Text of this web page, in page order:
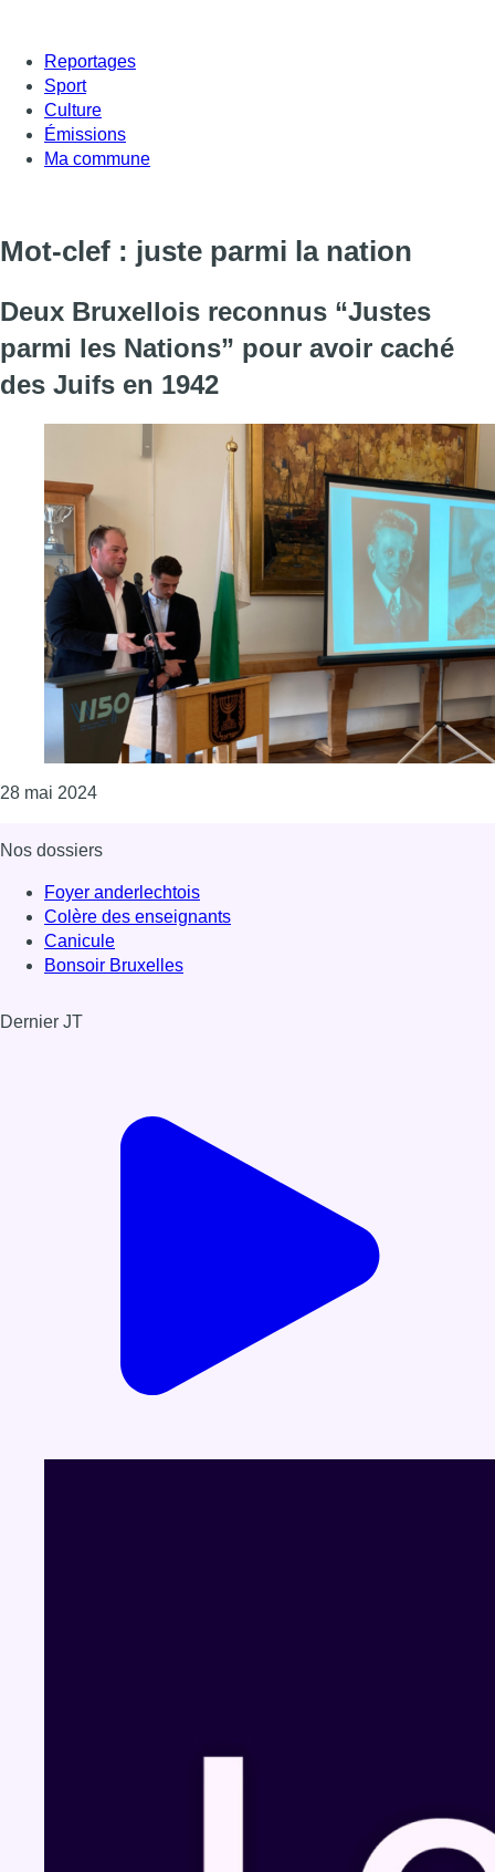
Reportages
Sport
Culture
Émissions
Ma commune
Mot-clef : juste parmi la nation
Deux Bruxellois reconnus “Justes
parmi les Nations” pour avoir caché
des Juifs en 1942
28 mai 2024Consulter l'article "Deux Bruxellois reconnus
Nos dossiers
Foyer anderlechtois
Colère des enseignants
Canicule
Bonsoir Bruxelles
Dernier JT